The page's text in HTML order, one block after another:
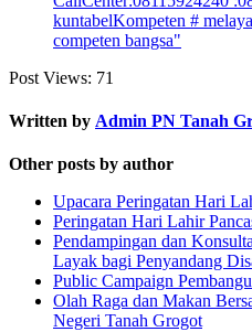
Post Views: 71
Written by Admin PN Tanah
Other posts by author
Upacara Peringatan Hari
Peringatan Hari Lahir
Pendampingan dan
Layak bagi Penyandang
Public Campaign
Olah Raga dan Makan
Negeri Tanah Grogot